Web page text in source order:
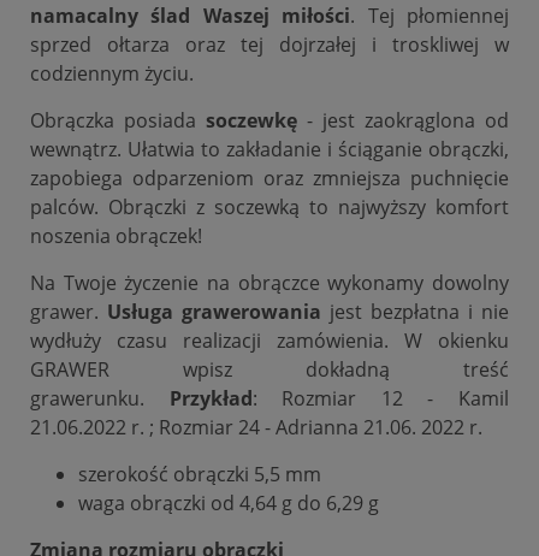
namacalny ślad Waszej miłości. Tej płomiennej
sprzed ołtarza oraz tej dojrzałej i troskliwej w
codziennym życiu.
Obrączka posiada soczewkę - jest zaokrąglona od
wewnątrz. Ułatwia to zakładanie i ściąganie obrączki,
zapobiega odparzeniom oraz zmniejsza puchnięcie
palców. Obrączki z soczewką to najwyższy komfort
noszenia obrączek!
Na Twoje życzenie na obrączce wykonamy dowolny
grawer. Usługa grawerowania jest bezpłatna i nie
wydłuży czasu realizacji zamówienia. W okienku
GRAWER wpisz dokładną treść
grawerunku.
Przykład: Rozmiar 12 - Kamil
21.06.2022 r. ; Rozmiar 24 - Adrianna 21.06. 2022 r.
szerokość obrączki 5,5 mm
waga obrączki od 4,64 g do 6,29 g
Zmiana rozmiaru obrączki